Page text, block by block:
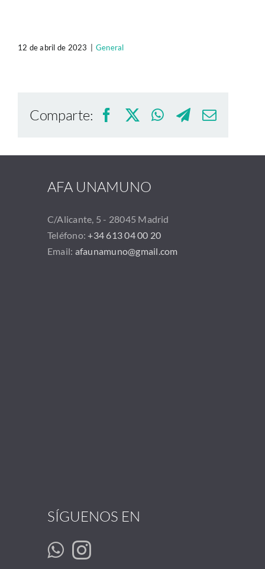
12 de abril de 2023 General
Comparte: FacebookWhatsApp
Telegram
Correo
AFA UNAMUNO
C/Alicante, 5 - 28045 Madrid
Teléfono:+34 613 04 00 20
Email: afaunamuno@gmail.com
SÍGUENOS EN